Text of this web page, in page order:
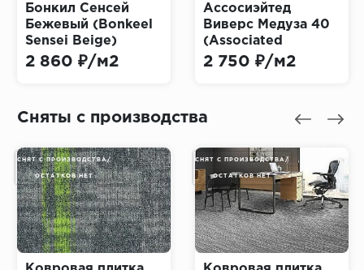
Бонкил Сенсей
Бежевый (Bonkeel
Sensei Beige)
2 860 ₽/м2
Ассосиэйтед
Виверс Медуза 40
(Associated
Weavers Medusa)
2 750 ₽/м2
Сняты с производства
СНЯТ С ПРОИЗВОДСТВА/
ОСТАТКОВ НЕТ
СНЯТ С ПРОИЗВОДСТВА/
ОСТАТКОВ НЕТ